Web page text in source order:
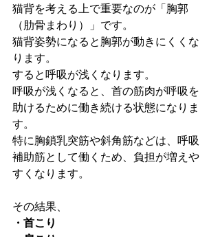
猫背を考える上で重要なのが「胸郭
（肋骨まわり）」です。
猫背姿勢になると胸郭が動きにくくな
ります。
すると呼吸が浅くなります。
呼吸が浅くなると、首の筋肉が呼吸を
助けるために働き続ける状態になりま
す。
特に胸鎖乳突筋や斜角筋などは、呼吸
補助筋として働くため、負担が増えや
すくなります。
その結果、
・首こり